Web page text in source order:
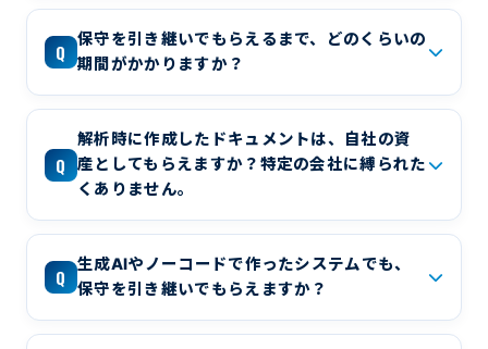
Q
保守を引き継いでもらえるまで、どのくらいの
期間がかかりますか？
Q
解析時に作成したドキュメントは、自社の資
産としてもらえますか？特定の会社に縛られた
くありません。
Q
生成AIやノーコードで作ったシステムでも、
保守を引き継いでもらえますか？